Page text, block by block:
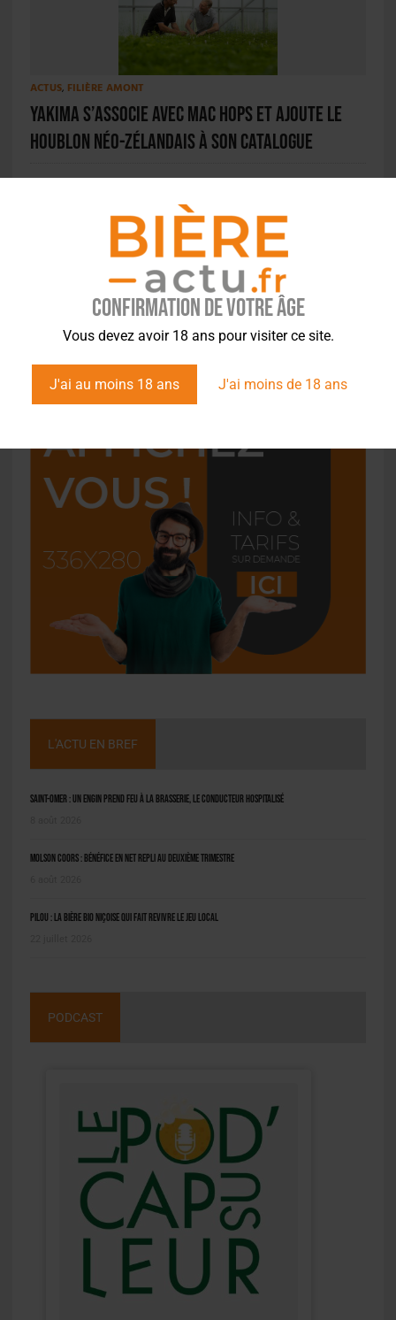
Confirmation de votre âge
Vous devez avoir 18 ans pour visiter ce site.
J'ai au moins 18 ans J'ai moins de 18 ans
ACTUS, FILIÈRE AMONT
Yakima s’associe avec Mac Hops et ajoute le
houblon néo-zélandais à son catalogue
BRASSERIES,ÉVÉNEMENTS
3e édition des 24h du houblon frais
L'ACTU EN BREF
Saint-Omer : un engin prend feu à la brasserie, le conducteur hospitalisé
Molson Coors : bénéfice en net repli au deuxième trimestre
Pilou : la bière bio niçoise qui fait revivre le jeu local
PODCAST